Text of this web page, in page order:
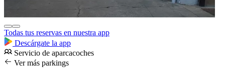
Todas tus reservas en nuestra app
Descárgate la app
Servicio de aparcacoches
Ver más parkings